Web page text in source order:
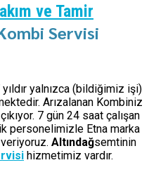
ve Tamir
Servisi
yıldır yalnızca (bildiğimiz işi)
Arızalanan Kombiniz
7 gün 24 saat çalışan
personelimizle Etna marka
Altındağsemtinin
hizmetimiz vardır.